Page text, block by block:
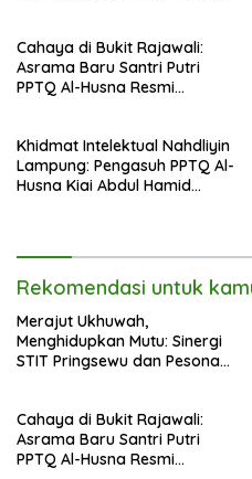
Cahaya di Bukit Rajawali:
Asrama Baru Santri Putri
PPTQ Al-Husna Resmi
Khidmat Intelektual Nahdliyin
Lampung: Pengasuh PPTQ Al-
Husna Kiai Abdul Hamid
Rekomendasi untuk
Merajut Ukhuwah,
Menghidupkan Mutu: Sinergi
STIT Pringsewu dan Pesona
Cahaya di Bukit Rajawali:
Asrama Baru Santri Putri
PPTQ Al-Husna Resmi